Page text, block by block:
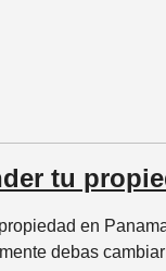
tu
en
debas